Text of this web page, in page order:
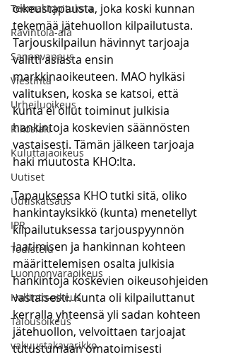
Teemakirjoituksia
Ravintola-ala
Sananvapaus
Viestintä
Urheiluoikeus
Rikoslaki
Kuluttajaoikeus
Uutiset
Uutiskatsaus
IPR
Todistelu
Luonnonvaraoikeus
Hallinto-oikeus
Talousoikeus
vakuustakavarikko
oikeustapausta, joka koski kunnan
tekemää jätehuollon kilpailutusta.
Tarjouskilpailun hävinnyt tarjoaja
valitti asiasta ensin
markkinaoikeuteen. MAO hylkäsi
valituksen, koska se katsoi, että
kunta ei ollut toiminut julkisia
hankintoja koskevien säännösten
vastaisesti. Tämän jälkeen tarjoaja
haki muutosta KHO:lta.
Tapauksessa KHO tutki sitä, oliko
hankintayksikkö (kunta) menetellyt
kilpailutuksessa tarjouspyynnön
laatimisen ja hankinnan kohteen
määrittelemisen osalta julkisia
hankintoja koskevien oikeusohjeiden
vastaisesti. Kunta oli kilpailuttanut
kerralla yhteensä yli sadan kohteen
jätehuollon, velvoittaen tarjoajat
tutustumaan omatoimisesti